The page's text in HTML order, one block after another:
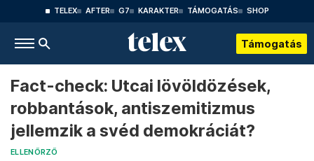
TELEX AFTER G7 KARAKTER TÁMOGATÁS SHOP
Támogatás
Fact-check: Utcai lövöldözések,
robbantások, antiszemitizmus
jellemzik a svéd demokráciát?
ELLENŐRZŐ